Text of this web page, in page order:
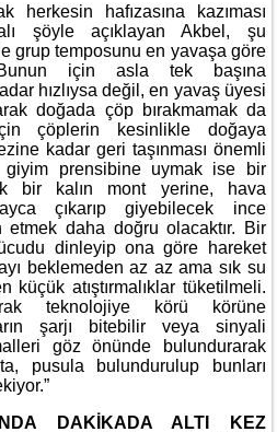
herkesin hafızasına kazıması
şöyle açıklayan Akbel, şu
grup temposunu en yavaşa göre
için asla tek başına
hızlıysa değil, en yavaş üyesi
doğada çöp bırakmamak da
çöplerin kesinlikle doğaya
kadar geri taşınması önemli
giyim prensibine uymak ise bir
bir kalın mont yerine, hava
çıkarıp giyebilecek ince
etmek daha doğru olacaktır. Bir
dinleyip ona göre hareket
beklemeden az az ama sık su
küçük atıştırmalıklar tüketilmeli.
teknolojiye körü körüne
şarjı bitebilir veya sinyali
göz önünde bulundurarak
pusula bulundurulup bunları
DAKİKADA ALTI KEZ